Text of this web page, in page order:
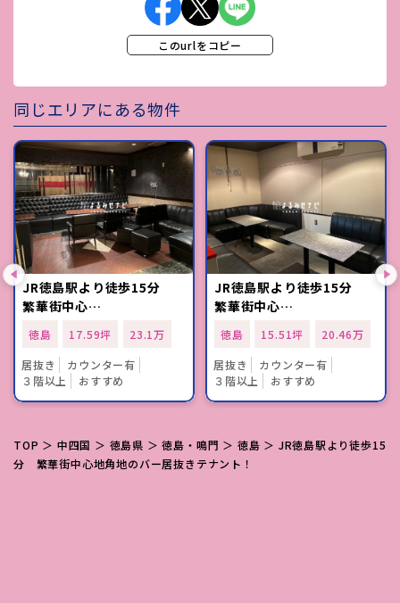
このurlをコピー
同じエリアにある物件
JR徳島駅より徒歩15分
繁華街中心…
徳島 17.59坪
23.1万
居抜き
カウンター有
３階以上
おすすめ
JR徳島駅より徒歩15分
繁華街中心…
徳島 15.51坪
20.46万
居抜き
カウンター有
３階以上
おすすめ
TOP ＞ 中四国 ＞ 徳島県 ＞徳島・鳴門 ＞ 徳島 ＞ JR徳島駅より徒歩15
分 繁華街中心地角地のバー居抜きテナント！